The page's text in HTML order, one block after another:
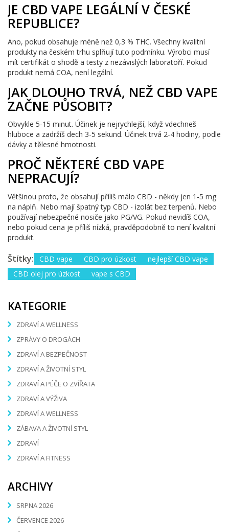
JE CBD VAPE LEGÁLNÍ V ČESKÉ
REPUBLICE?
Ano, pokud obsahuje méně než 0,3 % THC. Všechny kvalitní
produkty na českém trhu splňují tuto podmínku. Výrobci musí
mít certifikát o shodě a testy z nezávislých laboratoří. Pokud
produkt nemá COA, není legální.
JAK DLOUHO TRVÁ, NEŽ CBD VAPE
ZAČNE PŮSOBIT?
Obvykle 5-15 minut. Účinek je nejrychlejší, když vdechneš
hluboce a zadržíš dech 3-5 sekund. Účinek trvá 2-4 hodiny, podle
dávky a tělesné hmotnosti.
PROČ NĚKTERÉ CBD VAPE
NEPRACUJÍ?
Většinou proto, že obsahují příliš málo CBD - někdy jen 1-5 mg
na náplň. Nebo mají špatný typ CBD - izolát bez terpenů. Nebo
používají nebezpečné nosiče jako PG/VG. Pokud nevidíš COA,
nebo pokud cena je příliš nízká, pravděpodobně to není kvalitní
produkt.
Štítky: CBD vape CBD pro úzkost
nejlepší CBD vape
CBD olej pro úzkost
vape s CBD
KATEGORIE
ZDRAVÍ A WELLNESS
ZPRÁVY O DROGÁCH
ZDRAVÍ A BEZPEČNOST
ZDRAVÍ A ŽIVOTNÍ STYL
ZDRAVÍ A PÉČE O ZVÍŘATA
ZDRAVÍ A VÝŽIVA
ZDRAVÍ A WELLNESS
ZÁBAVA A ŽIVOTNÍ STYL
ZDRAVÍ
ZDRAVÍ A FITNESS
ARCHIVY
SRPNA 2026
ČERVENCE 2026